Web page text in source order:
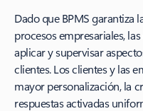
Dado que BPMS garantiza
procesos empresariales,
aplicar y supervisar
clientes. Los clientes y las
mayor personalización, la
respuestas activadas